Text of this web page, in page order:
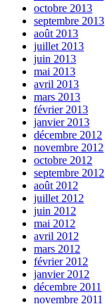
octobre 2013
septembre 2013
août 2013
juillet 2013
juin 2013
mai 2013
avril 2013
mars 2013
février 2013
janvier 2013
décembre 2012
novembre 2012
octobre 2012
septembre 2012
août 2012
juillet 2012
juin 2012
mai 2012
avril 2012
mars 2012
février 2012
janvier 2012
décembre 2011
novembre 2011